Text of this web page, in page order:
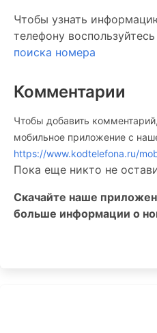
Чтобы узнать
телефону
поиска номера
Комментарии
Чтобы добавить
мобильное приложение c
https://www.kodtelefona.ru/
Пока еще никто не
Скачайте наше
больше информации о